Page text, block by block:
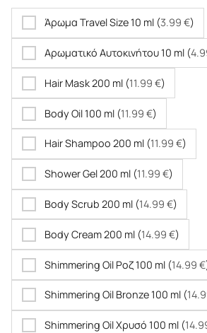
Άρωμα Travel Size 10 ml (3.99 €)
Αρωματικό Αυτοκινήτου 10 ml (
Hair Mask 200 ml (11.99 €)
Body Oil 100 ml (11.99 €)
Hair Shampoo 200 ml (11.99 €)
Shower Gel 200 ml (11.99 €)
Body Scrub 200 ml (14.99 €)
Body Cream 200 ml (14.99 €)
Shimmering Oil Ροζ 100 ml (14.99 €
Shimmering Oil Bronze 100 ml (
Shimmering Oil Χρυσό 100 ml (